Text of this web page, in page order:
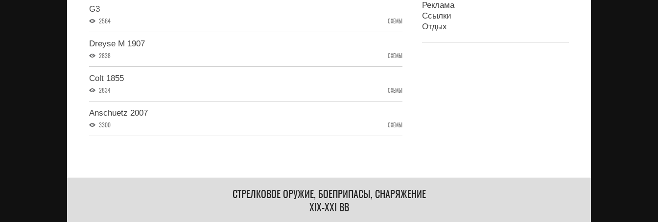
G3
2564 СХЕМЫ
Dreyse M 1907
2838 СХЕМЫ
Colt 1855
2834 СХЕМЫ
Anschuetz 2007
3300 СХЕМЫ
Реклама
Ссылки
Отдых
СТРЕЛКОВОЕ ОРУЖИЕ, БОЕПРИПАСЫ, СНАРЯЖЕНИЕ
XIX-XXI ВВ